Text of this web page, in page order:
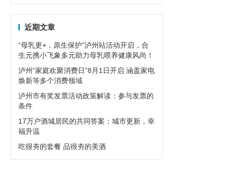
近期文章
“母乳更+，原生保护”泸州站活动开启，合
生元携小飞象多元助力母乳喂养健康风尚！
泸州“家庭欢聚消费日”8月1日开启 涵盖家电
焕新等多个消费领域
泸州市有奖发票活动政策解读：参与发票的
条件
17万户酒城居民的共同答案：城市更新，幸
福升温
吃很夯的套餐 品很夯的美酒